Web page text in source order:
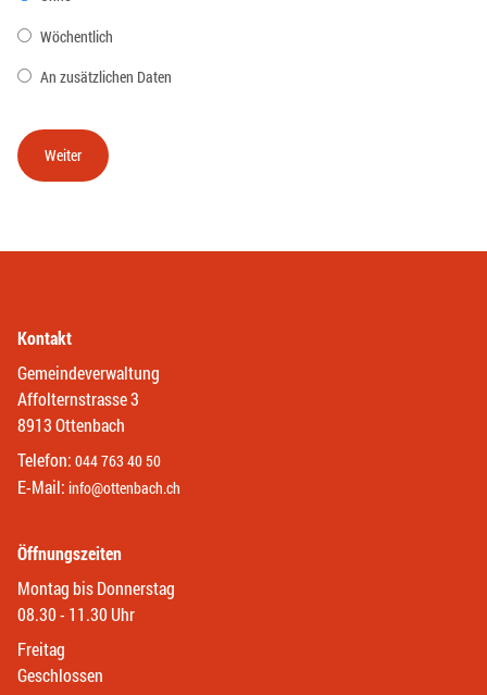
Wöchentlich
An zusätzlichen Daten
Kontakt
Gemeindeverwaltung
Affolternstrasse 3
8913 Ottenbach
Telefon: 044 763 40 50
E-Mail: info@ottenbach.ch
Öffnungszeiten
Montag bis Donnerstag
08.30 - 11.30 Uhr
Freitag
Geschlossen